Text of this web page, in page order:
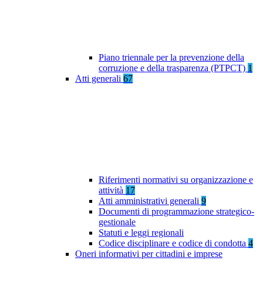
Piano triennale per la prevenzione della
corruzione e della trasparenza (PTPCT) 1
Atti generali 67
Riferimenti normativi su organizzazione e
attività 17
Atti amministrativi generali 9
Documenti di programmazione strategico-
gestionale
Statuti e leggi regionali
Codice disciplinare e codice di condotta 4
Oneri informativi per cittadini e imprese